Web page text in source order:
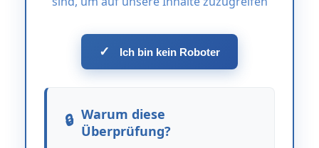
✓ Ich bin kein Roboter
Warum diese
Überprüfung?